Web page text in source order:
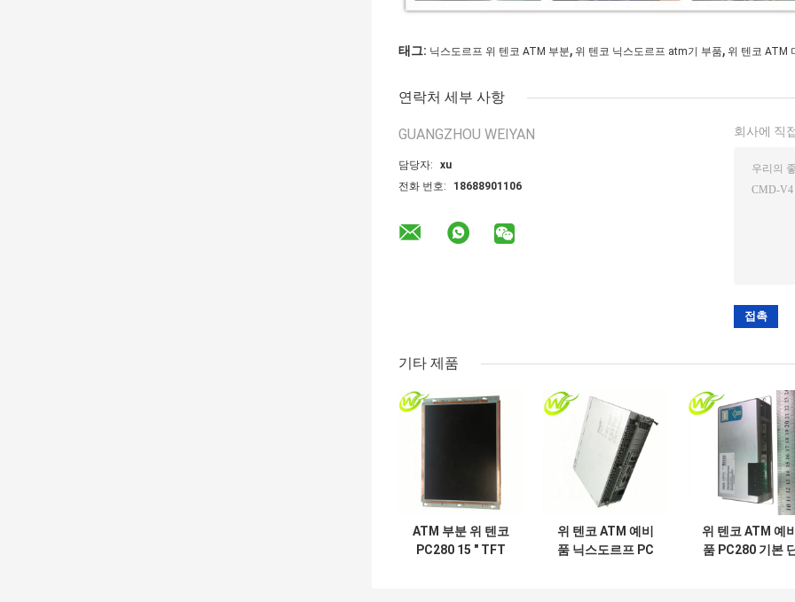
태그: 닉스도르프 위 텐코 ATM 부분, 위 텐코 닉스도르프 atm기 부품, 위 텐코 ATM
연락처 세부 사항
GUANGZHOU WEIYAN
담당자:
xu
전화 번호:
18688901106
회사에 직
기타 제품
ATM 부분 위 텐코
PC280 15 " TFT
위 텐코 ATM 예비
품 닉스도르프 PC
위 텐코 ATM 예
품 PC280 기본